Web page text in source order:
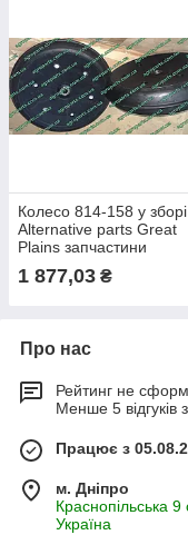
Колесо 814-158 у зборі
Alternative parts Great
Plains запчастини
прикатка 3"х13" PRESS
WHEEL 814-158c GP
1 877,03 ₴
Про нас
Рейтинг не
Менше 5 відгуків
Працює з
м. Дніпро
Краснопільська
Україна